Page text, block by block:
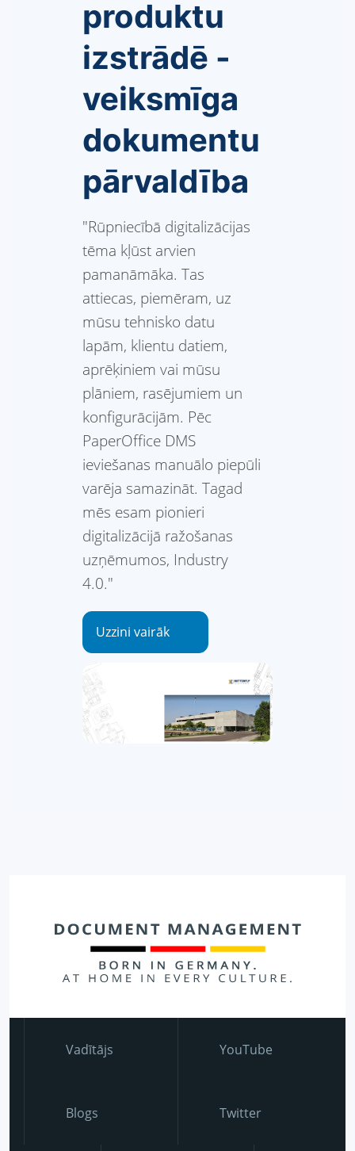
produktu
izstrādē -
veiksmīga
dokumentu
pārvaldība
"Rūpniecībā digitalizācijas
tēma kļūst arvien
pamanāmāka. Tas
attiecas, piemēram, uz
mūsu tehnisko datu
lapām, klientu datiem,
aprēķiniem vai mūsu
plāniem, rasējumiem un
konfigurācijām. Pēc
PaperOffice DMS
ieviešanas manuālo piepūli
varēja samazināt. Tagad
mēs esam pionieri
digitalizācijā ražošanas
uzņēmumos, Industry
4.0."
Uzzini vairāk
Vadītājs YouTube
Blogs Twitter